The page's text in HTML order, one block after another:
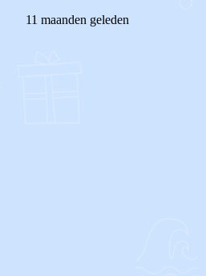
11 maanden geleden